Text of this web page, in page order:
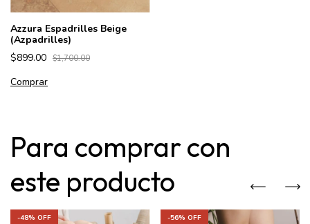
Azzura Espadrilles Beige
(Azpadrilles)
$899.00 $1,700.00
Comprar
Para comprar con
este producto
-48% OFF -56% OFF